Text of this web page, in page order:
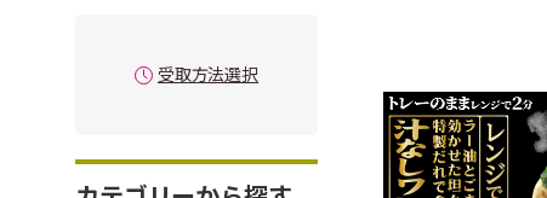
受取方法選択